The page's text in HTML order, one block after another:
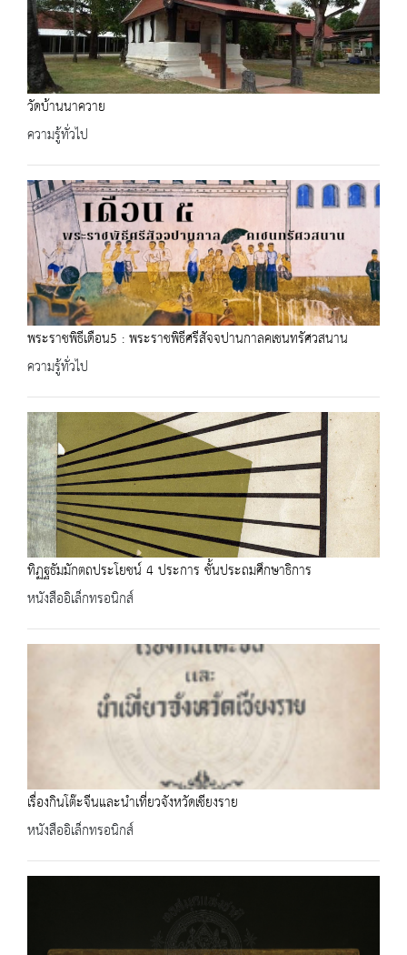
วัดบ้านนาควาย
ความรู้ทั่วไป
พระราชพิธีเดือน5 : พระราชพิธีศรีสัจจปานกาลคเชนทรัศวสนาน
ความรู้ทั่วไป
ทิฏฐธัมมักตถประโยชน์ 4 ประการ ชั้นประถมศึกษาธิการ
หนังสืออิเล็กทรอนิกส์
เรื่องกินโต๊ะจีนและนำเที่ยวจังหวัดเชียงราย
หนังสืออิเล็กทรอนิกส์